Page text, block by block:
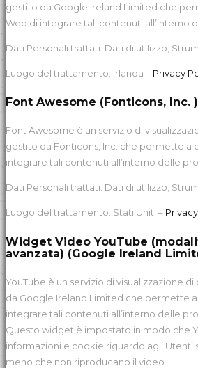
gestito da Google Ireland Limited che
Web di integrare tali contenuti all’interno
Dati Personali trattati: Dati di utilizzo;
Luogo del trattamento: Irlanda – Privacy
Font Awesome (Fonticons, Inc. )
Font Awesome è un servizio di
gestito da Fonticons, Inc. che permette a
integrare tali contenuti all’interno delle
Dati Personali trattati: Dati di utilizzo;
Luogo del trattamento: Stati Uniti –
Widget Video YouTube
avanzata) (Google Ireland
YouTube è un servizio di visualizzazione
da Google Ireland Limited che permette
integrare tali contenuti all’interno delle
Questo widget è impostato in modo che
informazioni e cookie riguardo agli Utenti
meno che non riproducano il video.